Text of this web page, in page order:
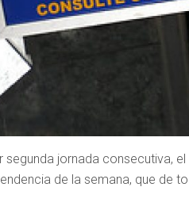
segunda jornada consecutiva,
de la semana, que de